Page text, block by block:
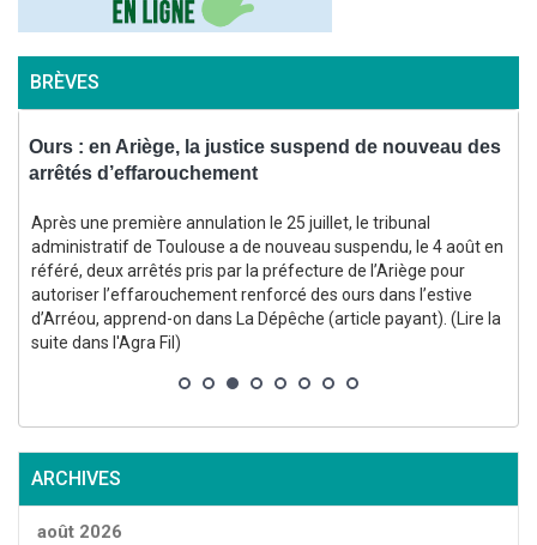
BRÈVES
Ours : en Ariège, la justice suspend de nouveau des
arrêtés d’effarouchement
Après une première annulation le 25 juillet, le tribunal
administratif de Toulouse a de nouveau suspendu, le 4 août en
référé, deux arrêtés pris par la préfecture de l’Ariège pour
autoriser l’effarouchement renforcé des ours dans l’estive
d’Arréou, apprend-on dans La Dépêche (article payant). (Lire la
suite dans l'Agra Fil)
ARCHIVES
août 2026